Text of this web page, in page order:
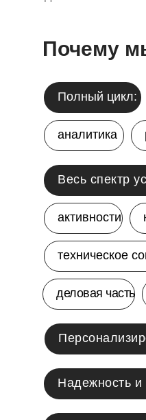
Весь спектр
техническое
активности
деловая часть
Надeжность и
аналитика
Полный цикл:
Почему